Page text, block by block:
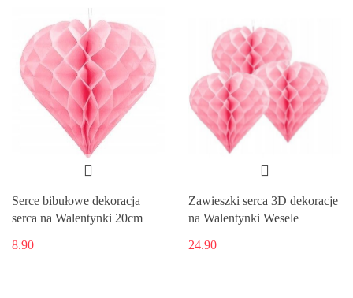
Serce bibułowe dekoracja
serca na Walentynki 20cm
8.90
Zawieszki serca 3D dekoracje
na Walentynki Wesele
24.90